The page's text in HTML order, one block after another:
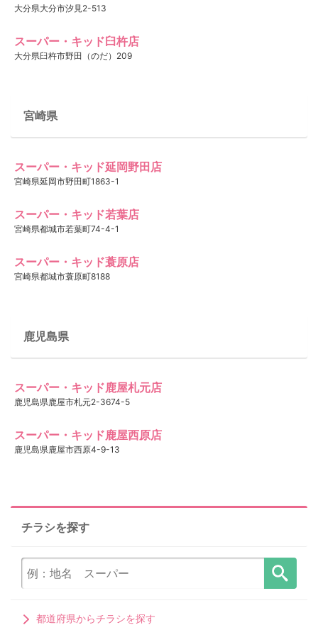
大分県大分市汐見2-513
スーパー・キッド臼杵店
大分県臼杵市野田（のだ）209
宮崎県
スーパー・キッド延岡野田店
宮崎県延岡市野田町1863-1
スーパー・キッド若葉店
宮崎県都城市若葉町74-4-1
スーパー・キッド蓑原店
宮崎県都城市蓑原町8188
鹿児島県
スーパー・キッド鹿屋札元店
鹿児島県鹿屋市札元2-3674-5
スーパー・キッド鹿屋西原店
鹿児島県鹿屋市西原4-9-13
チラシを探す
都道府県からチラシを探す